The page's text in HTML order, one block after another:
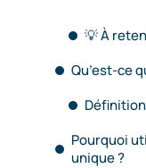
💡 À
Qu’est-ce
Pourquoi
unique ?